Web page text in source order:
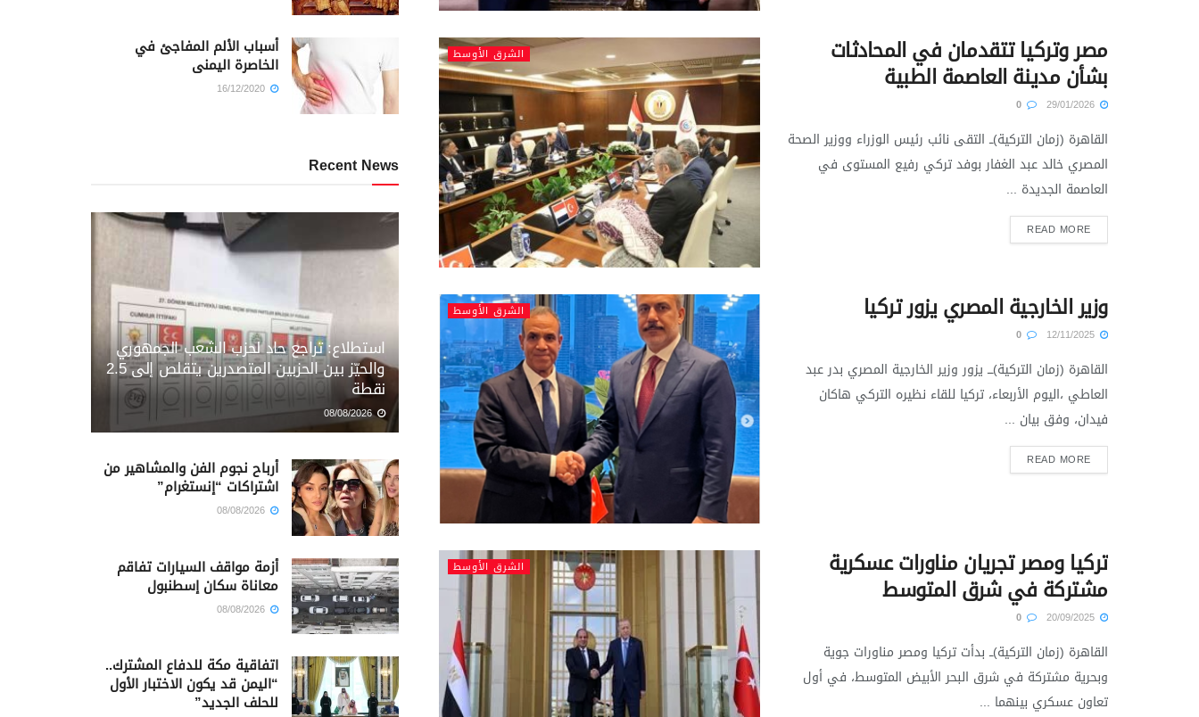
الشرق الأوسط مصر وتركيا تتقدمان في المحادثات
بشأن مدينة العاصمة الطبية
القاهرة (زمان التركية)ــ التقى نائب رئيس الوزراء ووزير الصحة
المصري خالد عبد الغفار بوفد تركي رفيع المستوى في
العاصمة الجديدة ...
READ MORE
الشرق الأوسط وزير الخارجية المصري يزور تركيا
القاهرة (زمان التركية)ـــ يزور وزير الخارجية المصري بدر عبد
العاطي ،اليوم الأربعاء، تركيا للقاء نظيره التركي هاكان
فيدان، وفق بيان ...
READ MORE
الشرق الأوسط تركيا ومصر تجريان مناورات عسكرية
مشتركة في شرق المتوسط
القاهرة (زمان التركية)ــ بدأت تركيا ومصر مناورات جوية
وبحرية مشتركة في شرق البحر الأبيض المتوسط، في أول
تعاون عسكري بينهما ...
أسباب الألم المفاجئ في
الخاصرة اليمنى
Recent News
استطلاع: تراجع حاد لحزب الشعب الجمهوري
والحيّز بين الحزبين المتصدرين يتقلص إلى 2.5
نقطة
08/08/2026
أرباح نجوم الفن والمشاهير من
اشتراكات “إنستغرام”
أزمة مواقف السيارات تفاقم
معاناة سكان إسطنبول
اتفاقية مكة للدفاع المشترك..
“اليمن قد يكون الاختبار الأول
للحلف الجديد”